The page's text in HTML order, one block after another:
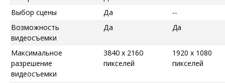
Выбор сцены
Да
--
Возможность
видеосъемки
Да Да
Максимальное
разрешение
видеосъемки
3840 x 2160
пикселей
1920 x 1080
пикселей